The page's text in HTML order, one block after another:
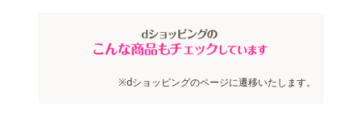
※dショッピングのページに遷移いたします。